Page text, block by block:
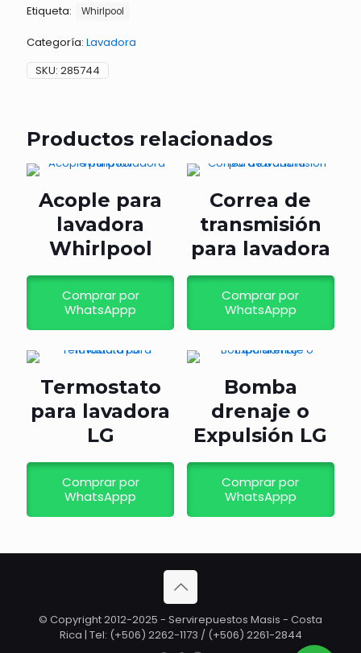
Etiqueta: Whirlpool
Categoría: Lavadora
SKU: 285744
Productos relacionados
Acople para
lavadora
Whirlpool
Comprar por
WhatsAppp
Correa de
transmisión
para lavadora
Comprar por
WhatsAppp
Termostato
para lavadora
LG
Comprar por
WhatsAppp
Bomba
drenaje o
Expulsión LG
Comprar por
WhatsAppp
© Copyright 2012-2025 - Servirepuestos Masis - Costa
Rica | Tel: (+506) 2262-1173 / (+506) 2261-2844